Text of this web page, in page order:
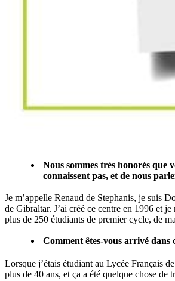
Nous sommes très honorés que
connaissent pas, et de nous
Je m’appelle Renaud de Stephanis, je suis
de Gibraltar. J’ai créé ce centre en 1996 et
plus de 250 étudiants de premier cycle, de
Comment êtes-vous arrivé
Lorsque j’étais étudiant au Lycée Français
plus de 40 ans, et ça a été quelque chose de